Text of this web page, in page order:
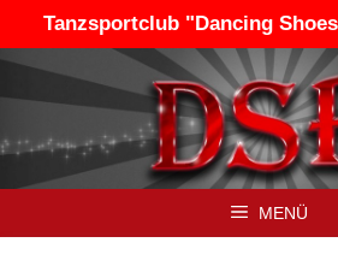
springen
Tanzsportclub "Dancing
MENÜ